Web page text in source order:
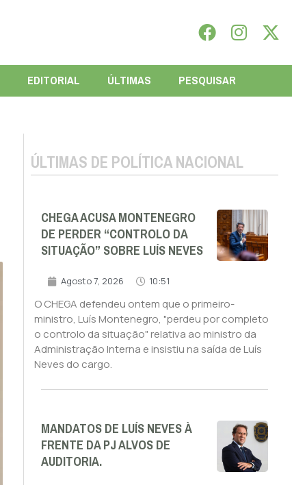
EDITORIAL ÚLTIMAS PESQUISAR
ÚLTIMAS DE POLÍTICA NACIONAL
CHEGA ACUSA MONTENEGRO
DE PERDER “CONTROLO DA
SITUAÇÃO” SOBRE LUÍS NEVES
Agosto 7, 2026 10:51
O CHEGA defendeu ontem que o primeiro-
ministro, Luís Montenegro, "perdeu por completo
o controlo da situação" relativa ao ministro da
Administração Interna e insistiu na saída de Luís
Neves do cargo.
MANDATOS DE LUÍS NEVES À
FRENTE DA PJ ALVOS DE
AUDITORIA.